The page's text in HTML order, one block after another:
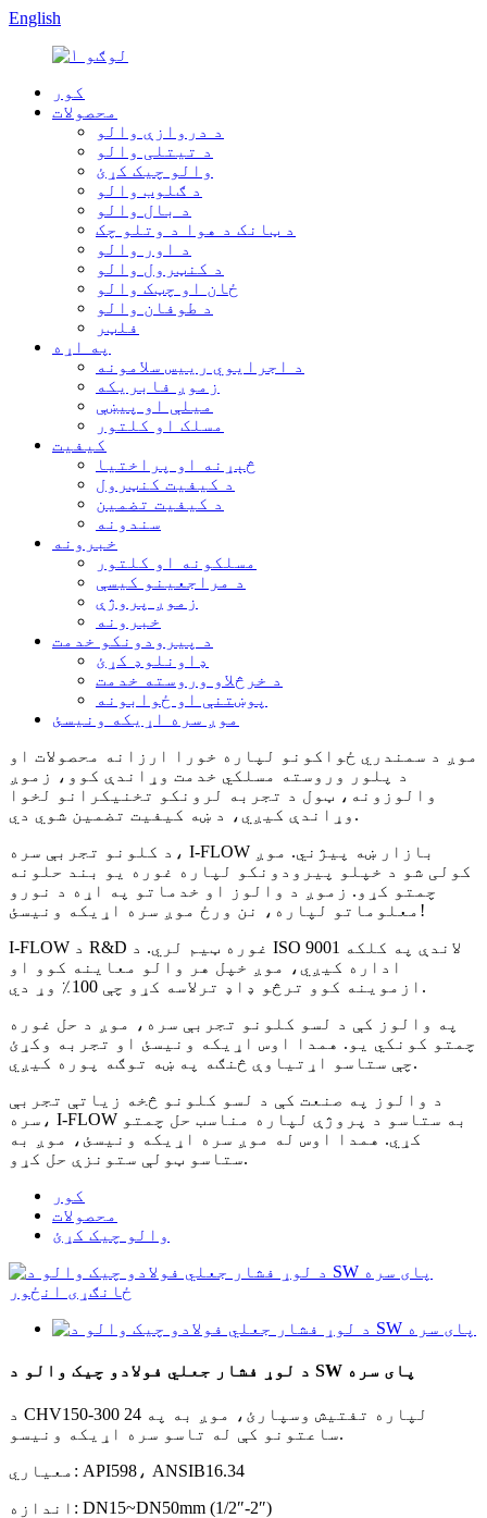
English
کور
محصولات
د دروازې والو
د تیتلی والو
والو چیک کړئ
د ګلوب والو
د بال والو
د ټانک د هوا د وتلو چک
د اور والو
د کنټرول والو
ځان او چټک والو
د طوفان والو
فلټر
په اړه
د اجرایوي رییس سلامونه
زموږ فابریکه
میلې او پیښې
مسلک او کلتور
کیفیت
څېړنه او پراختیا
د کیفیت کنټرول
د کیفیت تضمین
سندونه
خبرونه
مسلکونه او کلتور
د مراجعینو کیسې
زموږ پروژې
خبرونه
د پیرودونکو خدمت
ډاونلوډ کړئ
د خرڅلاو وروسته خدمت
پوښتنې او ځوابونه
موږ سره اړیکه ونیسئ
موږ د سمندري ځواکونو لپاره خورا ارزانه محصولات او
د پلور وروسته مسلکي خدمت وړاندې کوو، زموږ
والوزونه، ټول د تجربه لرونکو تخنیکرانو لخوا
وړاندې کیږي، د ښه کیفیت تضمین شوي دي.
د کلونو تجربې سره، I-FLOW بازار ښه پیژني. موږ
کولی شو د خپلو پیرودونکو لپاره غوره یو بند حلونه
چمتو کړو. زموږ د والوز او خدماتو په اړه د نورو
معلوماتو لپاره، نن ورځ موږ سره اړیکه ونیسئ!
I-FLOW د R&D غوره ټیم لري. د ISO 9001 لاندې په کلکه
اداره کیږي، موږ خپل هر والو معاینه کوو او
ازموینه کوو ترڅو ډاډ ترلاسه کړو چې 100٪ وړ دي.
په والوز کې د لسو کلونو تجربې سره، موږ د حل غوره
چمتو کونکي یو. همدا اوس اړیکه ونیسئ او تجربه وکړئ
چې ستاسو اړتیاوې څنګه په ښه توګه پوره کیږي.
د والوز په صنعت کې د لسو کلونو څخه زیاتې تجربې
سره، I-FLOW به ستاسو د پروژې لپاره مناسب حل چمتو
کړي. همدا اوس له موږ سره اړیکه ونیسئ، موږ به
ستاسو ټولې ستونزې حل کړو.
کور
محصولات
والو چیک کړئ
د لوړ فشار جعلي فولادو چیک والو د SW پای سره
د CHV150-300 لپاره تفتیش وسپارئ، موږ به په 24
ساعتونو کې له تاسو سره اړیکه ونیسو.
معیاري: API598، ANSIB16.34
اندازه: DN15~DN50mm (1/2″-2″)